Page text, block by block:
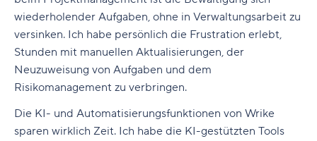
wiederholender Aufgaben, ohne in Verwaltungsarbeit zu
versinken. Ich habe persönlich die Frustration erlebt,
Stunden mit manuellen Aktualisierungen, der
Neuzuweisung von Aufgaben und dem
Risikomanagement zu verbringen.
Die KI- und Automatisierungsfunktionen von Wrike
sparen wirklich Zeit. Ich habe die KI-gestützten Tools